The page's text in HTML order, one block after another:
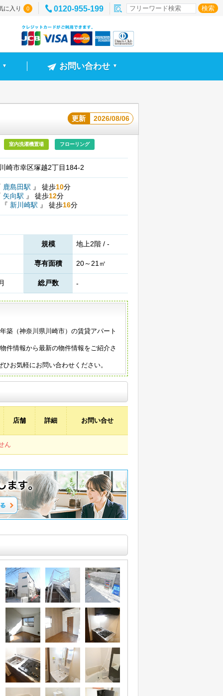
に入り 0 0120-955-199
▼ お問い合わせ ▼
更新 2026/08/06
室内洗濯機置場 フローリング
崎市幸区塚越2丁目184-2
鹿島田駅 』 徒歩10分
矢向駅 』 徒歩12分
『 新川崎駅 』 徒歩16分
規模 地上2階 / -
専有面積 20～21㎡
総戸数 -
築（神奈川県川崎市）の賃貸アパート
件情報から最新の物件情報をご紹介さ
お気軽にお問い合わせください。
店舗 詳細 お問い合せ
ん